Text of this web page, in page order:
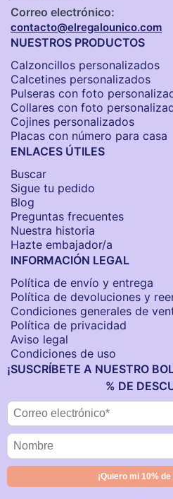
Correo electrónico:
contacto@elregalounico.com
NUESTROS PRODUCTOS
Calzoncillos personalizados​
Calcetines personalizados
Pulseras con foto
Collares con foto
Cojines personalizados
Placas con número para casa
ENLACES ÚTILES
Buscar
Sigue tu pedido
Blog
Preguntas frecuentes
Nuestra historia
Hazte embajador/a
INFORMACIÓN LEGAL
Política de envío y entrega
Política de devoluciones y
Condiciones generales de
Política de privacidad
Aviso legal
Condiciones de uso
¡SUSCRÍBETE A NUESTRO
% DE